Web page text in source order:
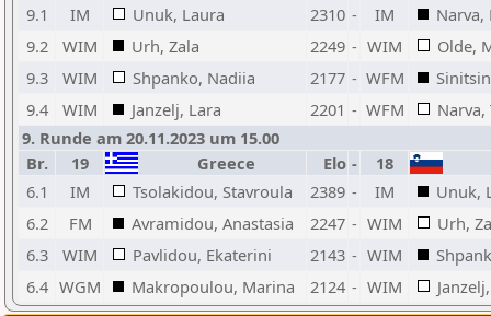
9.1
IM Unuk, Laura 2310 - IM
Narva,
9.2
WIM Urh, Zala 2249 - WIM
Olde,
9.3
WIM Shpanko, Nadiia 2177 - WFM
9.4
WIM Janzelj, Lara 2201 - WFM
Narva,
9. Runde am 20.11.2023 um 15.00
Br.
19 Greece Elo -
18
6.1
IM Tsolakidou, Stavroula 2389 - IM
Unuk,
6.2
FM Avramidou, Anastasia 2247 - WIM
Urh,
6.3
WIM Pavlidou, Ekaterini 2143 - WIM
6.4 WGM Makropoulou, Marina 2124 - WIM